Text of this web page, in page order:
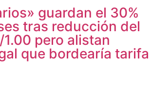
guardan el 30%
tras reducción del
1.00 pero alistan
que bordearía tarifa